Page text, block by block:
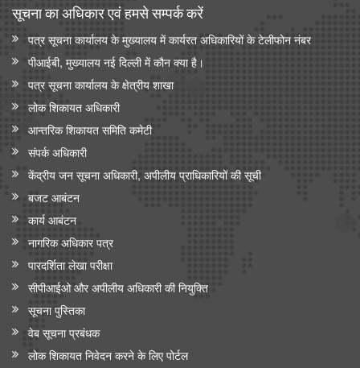
सूचना का अधिकार एवं हमसे सम्‍पर्क करें
पत्र सूचना कार्यालय के मुख्यालय में कार्यरत अधिकारियों के टेलीफोन नंबर
पीआईबी, मुख्यालय नई दिल्ली में कौन क्या है।
पत्र सूचना कार्यालय के क्षेत्रीय शाखा
लोक शिकायत अधिकारी
आन्‍तरिक शिकायत समिति कमेटी
संपर्क अधिकारी
केंद्रीय जन सूचना अधिकारी, अपीलीय प्राधिकारियों की सूची
बजट आबंटन
कार्य आबंटन
नागरिक अधिकार पत्र
पारदर्शिता लेखा परीक्षा
सीपीआईओ और अपी‍लीय अधिकारी की नियुक्ति
सूचना पुस्तिका
वेब सूचना प्रबंधक
लोक शिकायत निवेदन करने के लिए पोर्टल